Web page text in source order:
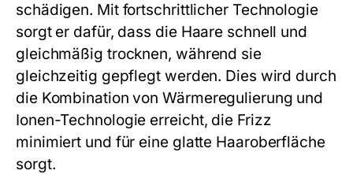
schädigen. Mit fortschrittlicher Technologie
sorgt er dafür, dass die Haare schnell und
gleichmäßig trocknen, während sie
gleichzeitig gepflegt werden. Dies wird durch
die Kombination von Wärmeregulierung und
Ionen-Technologie erreicht, die Frizz
minimiert und für eine glatte Haaroberfläche
sorgt.